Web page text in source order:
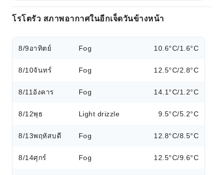
โรโตรัว สภาพอากาศในอีกเจ็ดวันข้างหน้า
8/9อาทิตย์ Fog 10.6°C/1.6°C
8/10จันทร์ Fog 12.5°C/2.8°C
8/11 อังคาร Fog 14.1°C/1.2°C
8/12พุธ Light drizzle 9.5°C/5.2°C
8/13พฤหัสบดี Fog 12.8°C/8.5°C
8/14ศุกร์ Fog 12.5°C/9.6°C